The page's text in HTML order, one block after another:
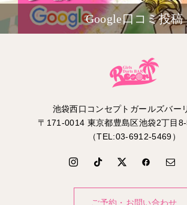
Google口コミ投稿
池袋西口コンセプトガールズバー
〒171-0014 東京都豊島区池袋2丁目
（TEL:03-6912-5469）
ご予約・お問い合わせ